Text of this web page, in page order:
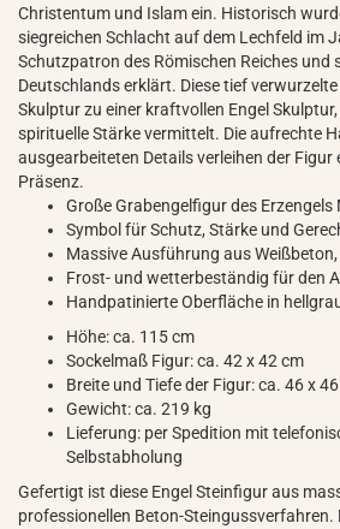
Christentum und Islam ein. Historisch
siegreichen Schlacht auf dem Lechfeld im
Schutzpatron des Römischen Reiches und
Deutschlands erklärt. Diese tief
Skulptur zu einer kraftvollen Engel
spirituelle Stärke vermittelt. Die aufrechte
ausgearbeiteten Details verleihen der Figur
Präsenz.
Große Grabengelfigur des Erzengels
Symbol für Schutz, Stärke und
Massive Ausführung aus Weißbeton,
Frost- und wetterbeständig für den
Handpatinierte Oberfläche in
Höhe: ca. 115 cm
Sockelmaß Figur: ca. 42 x 42 cm
Breite und Tiefe der Figur: ca. 46 x
Gewicht: ca. 219 kg
Lieferung: per Spedition mit
Selbstabholung
Gefertigt ist diese Engel Steinfigur aus
professionellen Beton-Steingussverfahren.